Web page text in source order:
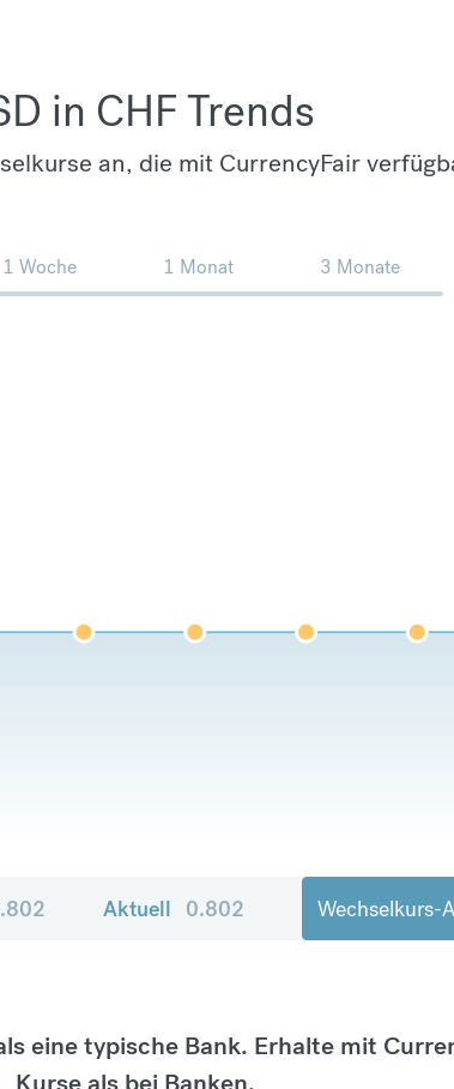
in CHF Trends
an, die mit CurrencyFair
1 Woche 1 Monat 3 Monate
Aktuell 0.802 Wechselkurs-
eine typische Bank. Erhalte mit
Kurse als bei Banken.